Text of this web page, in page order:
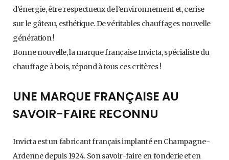
d’énergie, être respectueux de l’environnement et, cerise
sur le gâteau, esthétique. De véritables chauffages nouvelle
génération !
Bonne nouvelle, la marque française Invicta, spécialiste du
chauffage à bois, répond à tous ces critères !
UNE MARQUE FRANÇAISE AU
SAVOIR-FAIRE RECONNU
Invicta est un fabricant français implanté en Champagne-
Ardenne depuis 1924. Son savoir-faire en fonderie et en